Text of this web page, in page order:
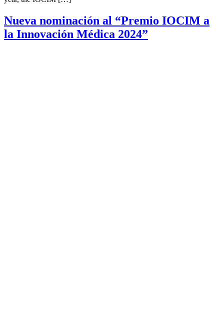
Nueva nominación al “Premio IOCIM a
la Innovación Médica 2024”